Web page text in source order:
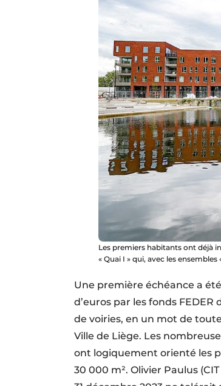
Les premiers habitants ont déjà
« Quai I » qui, avec les
Une première échéance a
d’euros par les fonds
de voiries, en un mot de
Ville de Liège. Les
ont logiquement orienté les
30 000 m². Olivier Paulus